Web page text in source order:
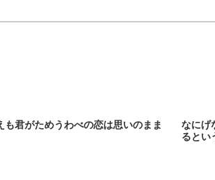
も君がためうわべの恋は思いのまま
なにげ
るとい